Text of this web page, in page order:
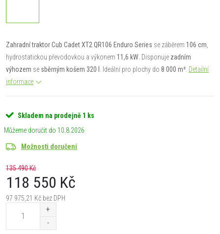
Zahradní traktor Cub Cadet XT2 QR106 Enduro Series se záběrem 106 cm
hydrostatickou převodovkou a výkonem 11,6 kW . Disponuje zadním
výhozem se sběrným košem 320 l . Ideální pro plochy do 8 000 m² Detailní
informace
Skladem na prodejně 1 ks
10.8.2026
Možnosti doručení
135 490 Kč
118 550 Kč
97 975,21 Kč bez DPH